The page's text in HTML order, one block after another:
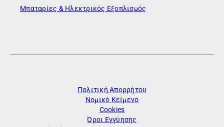
Μπαταρίες & Ηλεκτρικός Εξοπλισμός
Πολιτική Απορρήτου
Νομικό Κείμενο
Cookies
Όροι Εγγύησης